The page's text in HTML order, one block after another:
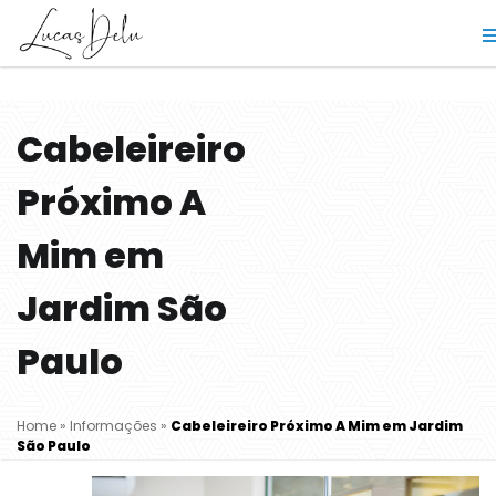
Cabeleireiro
Próximo A
Mim em
Jardim São
Paulo
Home » Informações » Cabeleireiro Próximo A Mim em Jardim
São Paulo